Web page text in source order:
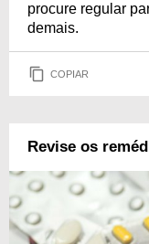
procure regular
demais.
COPIAR
Revise os